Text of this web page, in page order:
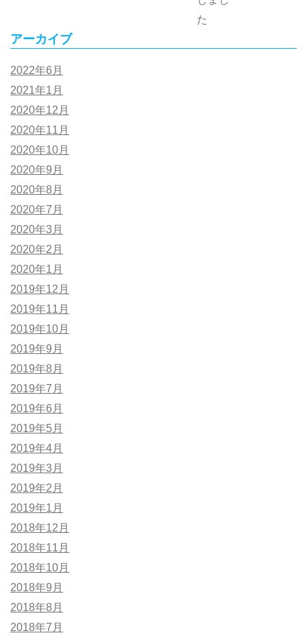
アーカイブ
2022年6月
2021年1月
2020年12月
2020年11月
2020年10月
2020年9月
2020年8月
2020年7月
2020年3月
2020年2月
2020年1月
2019年12月
2019年11月
2019年10月
2019年9月
2019年8月
2019年7月
2019年6月
2019年5月
2019年4月
2019年3月
2019年2月
2019年1月
2018年12月
2018年11月
2018年10月
2018年9月
2018年8月
2018年7月